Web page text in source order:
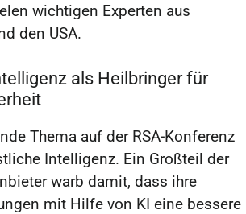
wichtigen Experten aus
den USA.
als Heilbringer für
Thema auf der RSA-Konferenz
Intelligenz. Ein Großteil der
warb damit, dass ihre
mit Hilfe von KI eine bessere